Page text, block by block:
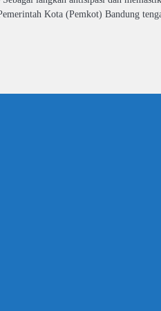
Kota (Pemkot) Bandung